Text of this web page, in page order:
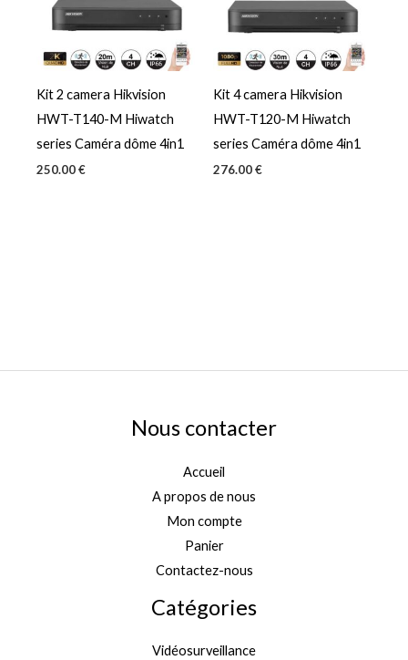
Kit 2 camera Hikvision
HWT-T140-M Hiwatch
series Caméra dôme 4in1
250.00€
Kit 4 camera Hikvision
HWT-T120-M Hiwatch
series Caméra dôme 4in1
276.00€
Nous contacter
Accueil
A propos de nous
Mon compte
Panier
Contactez-nous
Catégories
Vidéosurveillance